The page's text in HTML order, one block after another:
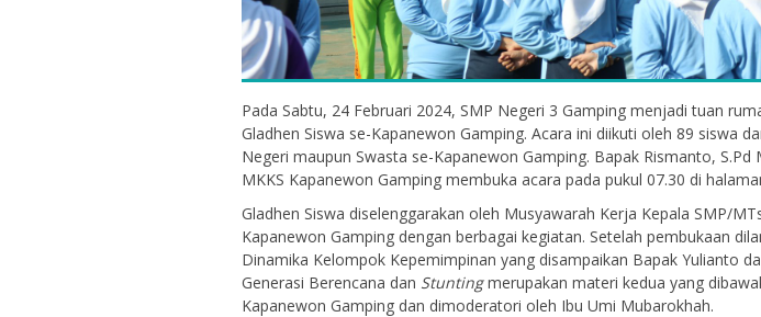
Pada Sabtu, 24 Februari 2024, SMP Negeri 3 Gamping menjadi tuan
Gladhen Siswa se-Kapanewon Gamping. Acara ini diikuti oleh 89 siswa
Negeri maupun Swasta se-Kapanewon Gamping. Bapak Rismanto, S.Pd
MKKS Kapanewon Gamping membuka acara pada pukul 07.30 di
Gladhen Siswa diselenggarakan oleh Musyawarah Kerja Kepala SMP/
Kapanewon Gamping dengan berbagai kegiatan. Setelah pembukaan
Dinamika Kelompok Kepemimpinan yang disampaikan Bapak Yulianto
Generasi Berencana dan Stuntingmerupakan materi kedua yang
Kapanewon Gamping dan dimoderatori oleh Ibu Umi Mubarokhah.